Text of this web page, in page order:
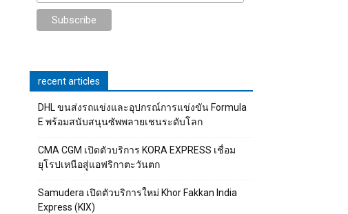
recent articles
DHL ขนส่งรถแข่งและอุปกรณ์การแข่งขัน Formula
E พร้อมสนับสนุนซัพพลายเชนระดับโลก
CMA CGM เปิดตัวบริการ KORA EXPRESS เชื่อม
ยุโรปเหนือสู่แอฟริกาตะวันตก
Samudera เปิดตัวบริการใหม่ Khor Fakkan India
Express (KIX)